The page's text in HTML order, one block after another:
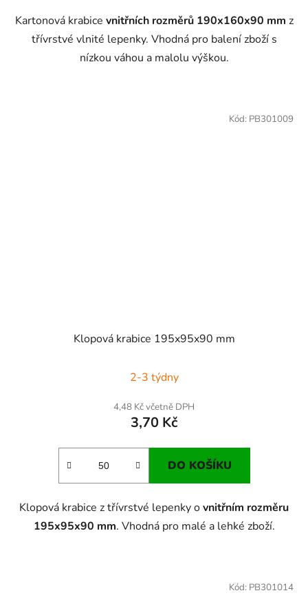
Kartonová krabice vnitřních rozměrů 190x160x90 mm z
třívrstvé vlnité lepenky. Vhodná pro balení zboží s
nízkou váhou a malolu výškou.
Klopová krabice 195x95x90 mm
2-3 týdny
4,48 Kč včetně DPH
3,70 Kč
DO KOŠÍKU
Klopová krabice z třívrstvé lepenky ovnitřním rozměru
195x95x90 mm. Vhodná pro malé a lehké zboží.
Kód: PB301009
Kód: PB301014